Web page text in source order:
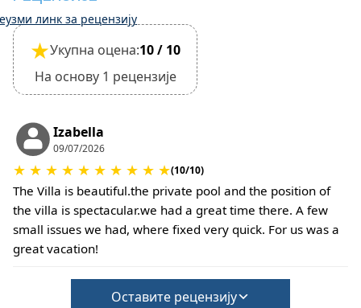
Мали кућни љубимци су дозвољени, али то
мора бити потврђено приликом резервације.
Могу се применити додатни трошкови за
чишћење или накнаду штете.
• Депозит за штету:
За кућне љубимце или посебне услове могу се
применити додатне накнаде.
линк за рецензију
★Укупна оцена:10 / 10
На основу 1 рецензије
Izabella
09/07/2026
★ ★ ★ ★ ★ ★ ★ ★ ★ ★(10/10)
The Villa is beautiful.the private pool and the position of
the villa is spectacular.we had a great time there. A few
small issues we had, where fixed very quick. For us was a
great vacation!
Оставите рецензију